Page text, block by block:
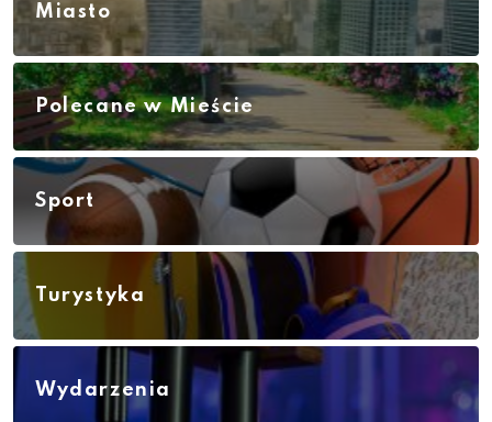
Miasto
Polecane w Mieście
Sport
Turystyka
Wydarzenia